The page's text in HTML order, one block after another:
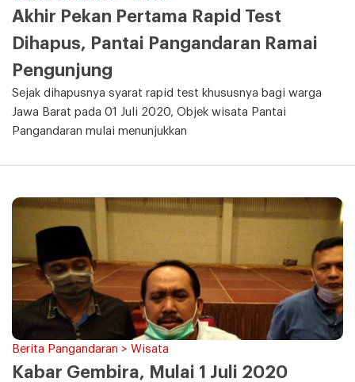
Akhir Pekan Pertama Rapid Test
Dihapus, Pantai Pangandaran Ramai
Pengunjung
Sejak dihapusnya syarat rapid test khususnya bagi warga
Jawa Barat pada 01 Juli 2020, Objek wisata Pantai
Pangandaran mulai menunjukkan
Berita Pangandaran > Wisata
Kabar Gembira, Mulai 1 Juli 2020